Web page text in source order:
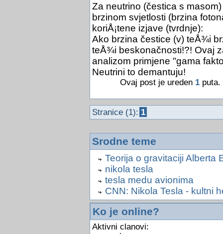
Za neutrino (čestica s
brzinom svjetlosti (brzina
koriÅ¡tene izjave (tvrdnje):
Ako brzina čestice (v) teÅ¾i
teÅ¾i beskonačnosti!?! Ovaj
analizom primjene "gama
Neutrini to demantuju!
Ovaj post je ureden 1puta.
Stranice (1): 1
Srodne teme
Teorija o gravitaciji Alberta
nikola tesla
tesla medu avionima
CNN: Nikola Tesla - kultni
Ko je online?
Aktivni clanovi: